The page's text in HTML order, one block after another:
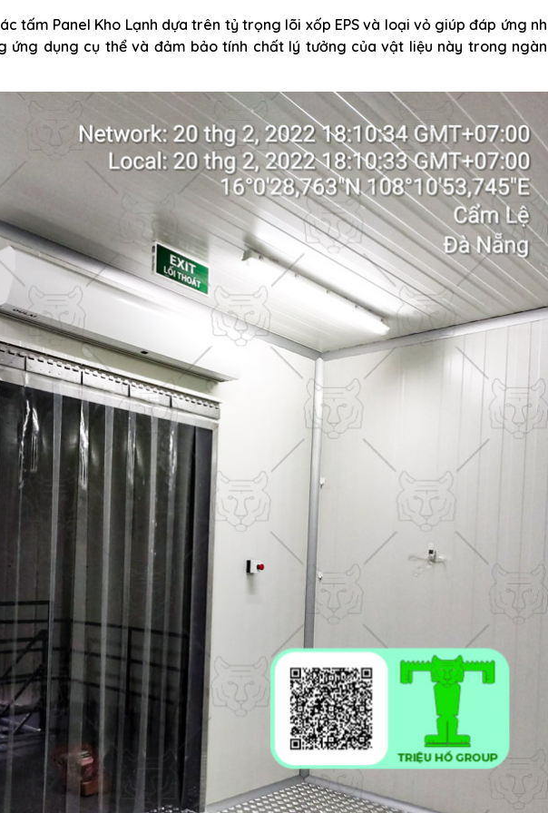
tấm Panel Kho Lạnh dựa trên tỷ trọng lõi xốp EPS và loại vỏ giúp đáp ứng
ứng dụng cụ thể và đảm bảo tính chất lý tưởng của vật liệu này trong